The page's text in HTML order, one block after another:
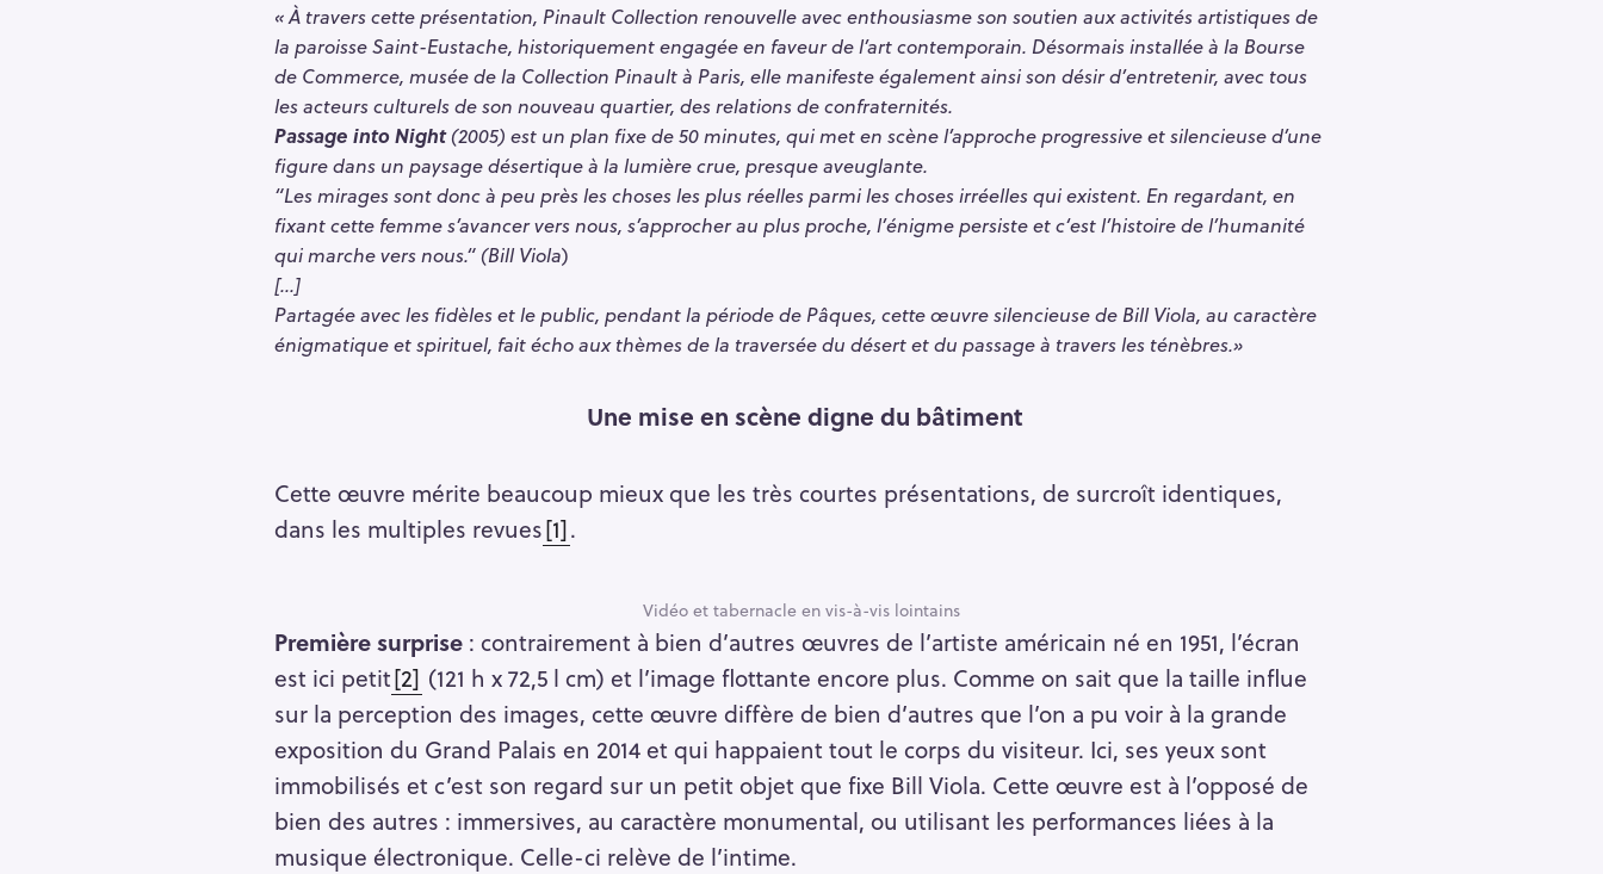
« À travers cette présentation, Pinault Collection renouvelle avec enthousiasme son soutien aux activités artistiques de
la paroisse Saint-Eustache, historiquement engagée en faveur de l’art contemporain. Désormais installée à la Bourse
de Commerce, musée de la Collection Pinault à Paris, elle manifeste également ainsi son désir d’entretenir, avec tous
les acteurs culturels de son nouveau quartier, des relations de confraternités.
Passage into Night(2005) est un plan fixe de 50 minutes, qui met en scène l’approche progressive et silencieuse d’une
figure dans un paysage désertique à la lumière crue, presque aveuglante.
“Les mirages sont donc à peu près les choses les plus réelles parmi les choses irréelles qui existent. En regardant, en
fixant cette femme s’avancer vers nous, s’approcher au plus proche, l’énigme persiste et c‘est l’histoire de l’humanité
qui marche vers nous.“ (Bill Viola)
[…]
Partagée avec les fidèles et le public, pendant la période de Pâques, cette œuvre silencieuse de Bill Viola, au caractère
énigmatique et spirituel, fait écho aux thèmes de la traversée du désert et du passage à travers les ténèbres.»
Une mise en scène digne du bâtiment
Cette œuvre mérite beaucoup mieux que les très courtes présentations, de surcroît identiques,
dans les multiples revues[1].
Vidéo et tabernacle en vis-à-vis lointains
Première surprise : contrairement à bien d’autres œuvres de l’artiste américain né en 1951, l’écran
est ici petit[2] (121 h x 72,5 l cm) et l’image flottante encore plus. Comme on sait que la taille influe
sur la perception des images, cette œuvre diffère de bien d’autres que l’on a pu voir à la grande
exposition du Grand Palais en 2014 et qui happaient tout le corps du visiteur. Ici, ses yeux sont
immobilisés et c’est son regard sur un petit objet que fixe Bill Viola. Cette œuvre est à l’opposé de
bien des autres : immersives, au caractère monumental, ou utilisant les performances liées à la
musique électronique. Celle-ci relève de l’intime.
Press Esc to cancel.